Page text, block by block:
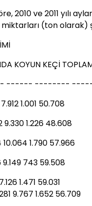
2010 ve 2011 yılı
miktarları (ton olarak)
KOYUN KEÇİ
------ --------
1.001 50.708
9.330 1.226 48.608
1.790 57.966
9.149 743 59.508
1.471 59.031
9.767 1.652 56.709